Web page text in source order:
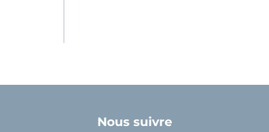
Nous suivre